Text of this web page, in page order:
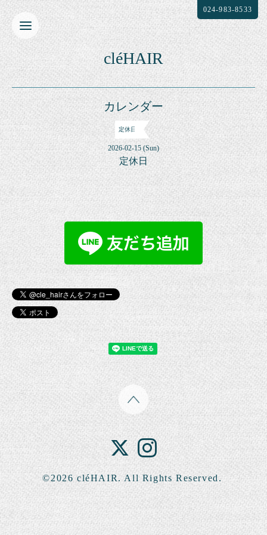
cléHAIR
024-983-8533
カレンダー
定休日
2026-02-15 (Sun)
定休日
©2026cléHAIR. All Rights Reserved.